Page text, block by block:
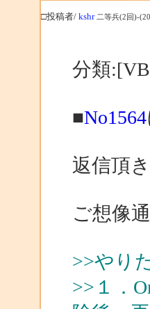
□投稿者/ kshr 二等兵(2回)-
分類
■No1564
返信頂
ご想像
>>やり
>>１．